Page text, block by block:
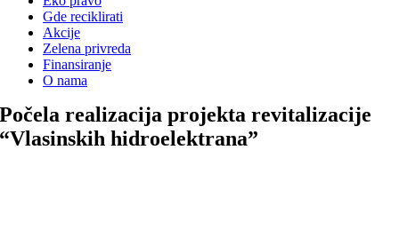
Gde reciklirati
Akcije
Zelena privreda
Finansiranje
O nama
Počela realizacija projekta revitalizacije
“Vlasinskih hidroelektrana”